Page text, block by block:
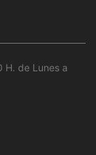
H. de Lunes a